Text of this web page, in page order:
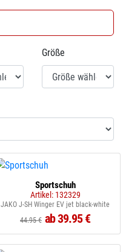
Größe
Sportschuh
Artikel: 132329
JAKO J-SH Winger EV jet black-white
44.95 € ab 39.95 €